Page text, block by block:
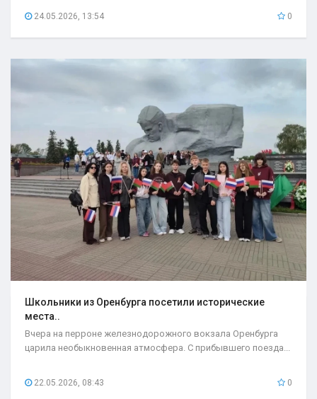
24.05.2026, 13:54 0
Школьники из Оренбурга посетили исторические
места..
Вчера на перроне железнодорожного вокзала Оренбурга
царила необыкновенная атмосфера. С прибывшего поезда...
22.05.2026, 08:43 0